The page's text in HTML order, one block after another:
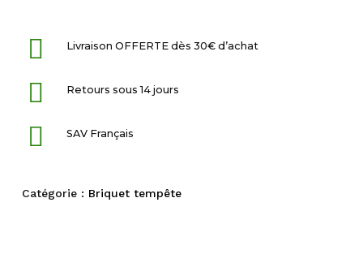
Livraison OFFERTE dès 30€ d’achat
Retours sous 14 jours
SAV Français
Catégorie : Briquet tempête